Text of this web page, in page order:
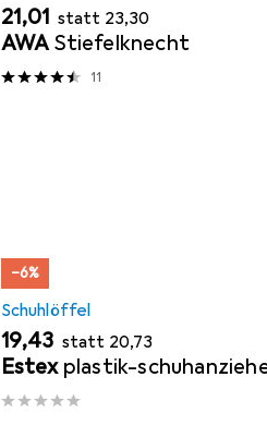
EUR
21,01 statt EUR
23,30
AWAStiefelknecht
11
−6%
Schuhlöffel
EUR
19,43 statt EUR
20,73
Estex plastik-